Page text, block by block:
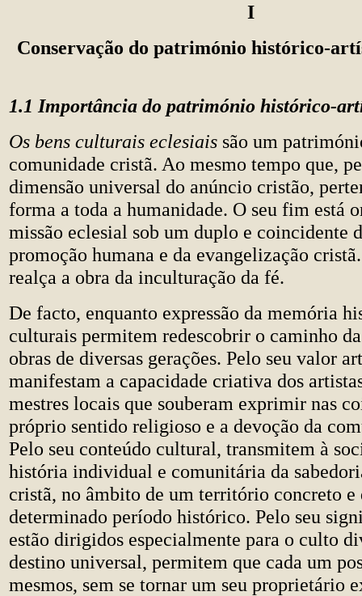
I
Conservação do património histórico-
1.1 Importância do património histórico-
Os bens culturais eclesiais são um
comunidade cristã. Ao mesmo tempo que,
dimensão universal do anúncio cristão,
forma a toda a humanidade. O seu fim está
missão eclesial sob um duplo e coincidente
promoção humana e da evangelização
realça a obra da inculturação da fé.
De facto, enquanto expressão da memória
culturais permitem redescobrir o caminho
obras de diversas gerações. Pelo seu valor
manifestam a capacidade criativa dos
mestres locais que souberam exprimir nas
próprio sentido religioso e a devoção da
Pelo seu conteúdo cultural, transmitem à
história individual e comunitária da
cristã, no âmbito de um território concreto e
determinado período histórico. Pelo seu
estão dirigidos especialmente para o culto
destino universal, permitem que cada um
mesmos, sem se tornar um seu proprietário